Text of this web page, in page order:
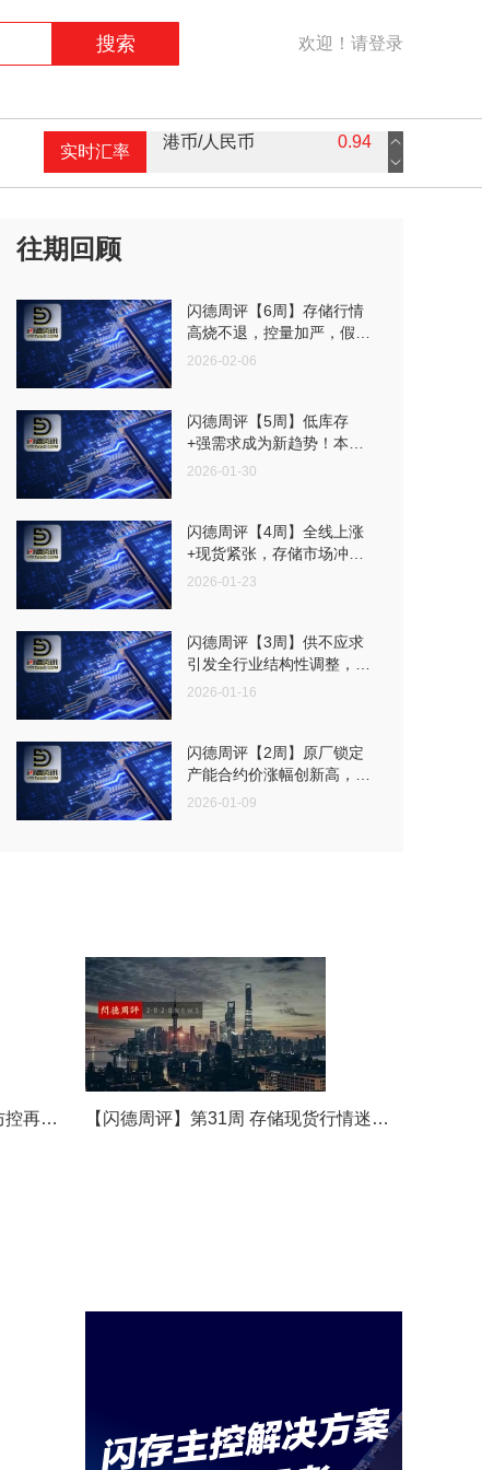
搜索 欢迎！请登录
实时汇率 英镑/人民币 9.16
欧元/人民币 7.59
往期回顾
闪德周评【6周】存储行情
高烧不退，控量加严，假期
前市场进入“持货待涨”阶段
2026-02-06
闪德周评【5周】低库存
+强需求成为新趋势！本周
DRAM市场现货价格飙升
2026-01-30
闪德周评【4周】全线上涨
+现货紧张，存储市场冲进
高风险博弈阶段
2026-01-23
闪德周评【3周】供不应求
引发全行业结构性调整，本
周高阶产品市场价格疯狂
2026-01-16
闪德周评【2周】原厂锁定
产能合约价涨幅创新高，本
周存储市场补库需求激增
2026-01-09
闪德周评【51周】Wafer合
约价上调，本周存储市场持
续上涨
2025-12-19
闪德周评【50周】缺货浪
潮加剧，库存告急！本周存
储市场供货紧张
闪德周评【47周】现货市
场报价混乱，本周存储价格
持续上涨
2025-11-21
【闪德周评】第32周 香港疫情防控再加严，国内存储市场现货减少! 【闪德周评】第31周 存储现货行情迷跌，核心盯紧市场现货变动！